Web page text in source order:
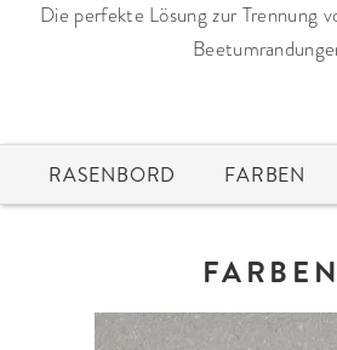
Die perfekte Lösung zur Trennung
RASENBORD FARBEN
FARBEN